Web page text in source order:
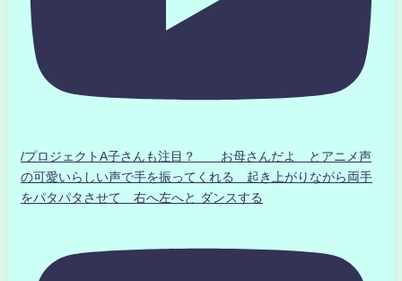
/プロジェクトA子さんも注目？ お母さんだよ とアニメ声
の可愛いらしい声で手を振ってくれる 起き上がりながら両手
をパタパタさせて 右へ左へと ダンスする